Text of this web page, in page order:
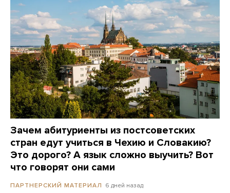
Зачем абитуриенты из постсоветских
стран едут учиться в Чехию и Словакию?
Это дорого? А язык сложно выучить? Вот
что говорят они сами
ПАРТНЕРСКИЙ МАТЕРИАЛ 6 дней назад